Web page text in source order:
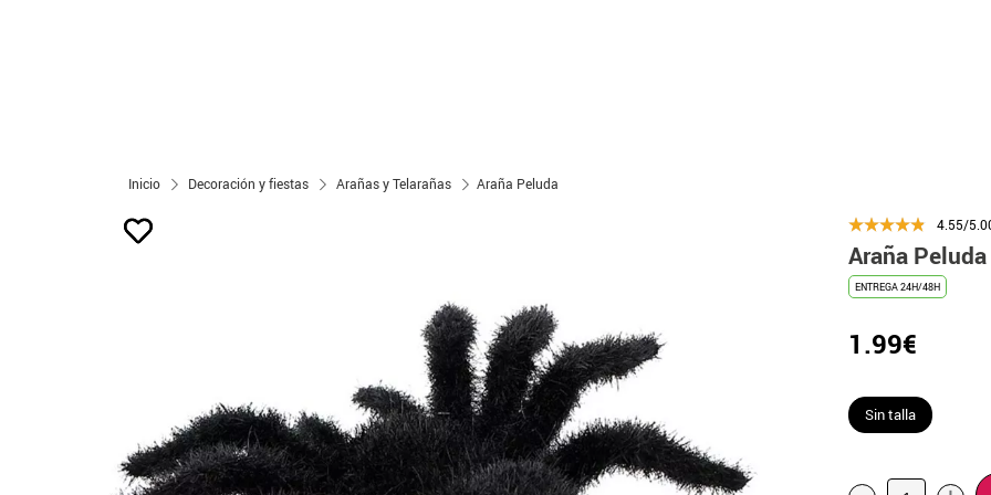
Inicio Decoración y fiestas Arañas y Telarañas Araña Peluda
4.55/
Araña Peluda
ENTREGA 24H/48H
1.99€
Sin talla